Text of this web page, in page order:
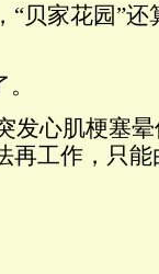
贝家花园”
发心肌梗塞
再工作，只